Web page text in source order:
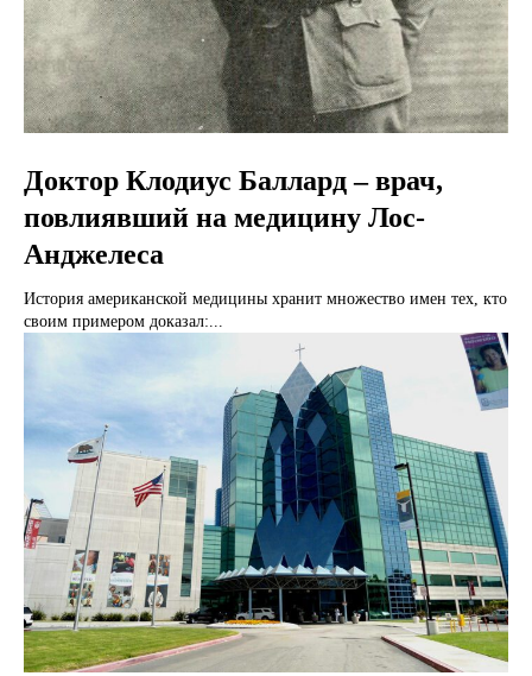
Доктор Клодиус Баллард – врач,
повлиявший на медицину Лос-
Анджелеса
История американской медицины хранит множество имен тех, кто
своим примером доказал:...